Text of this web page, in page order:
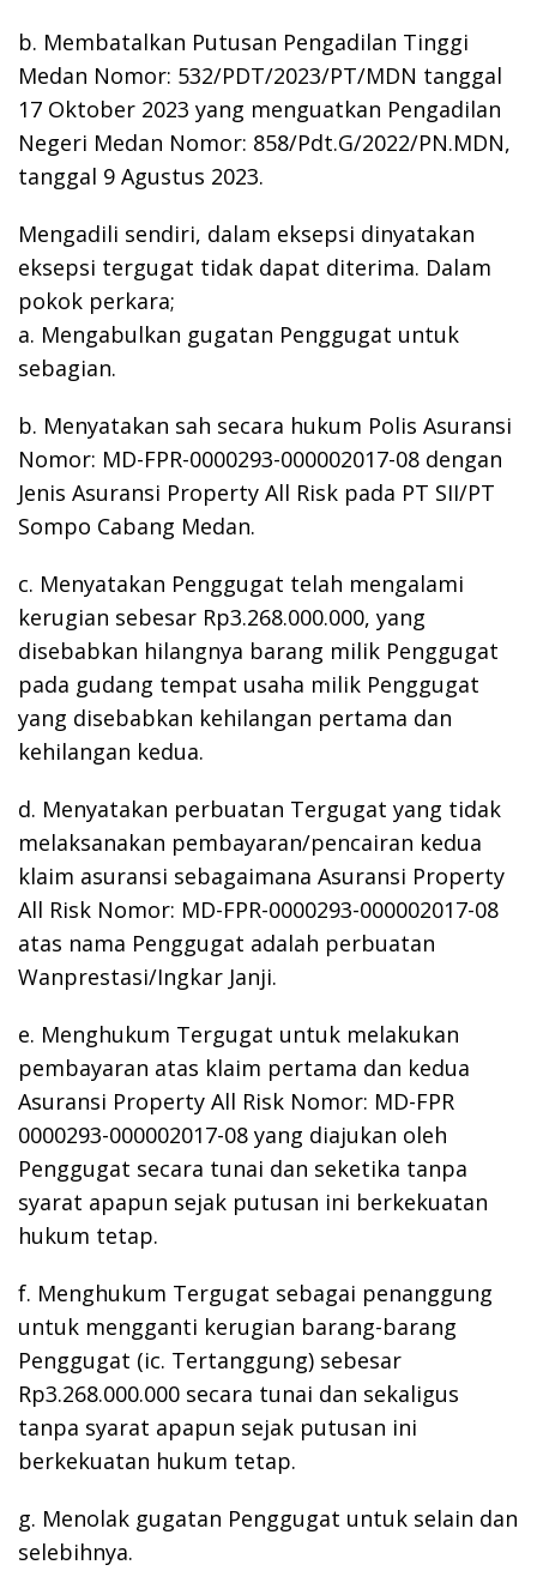
b. Membatalkan Putusan Pengadilan Tinggi
Medan Nomor: 532/PDT/2023/PT/MDN tanggal
17 Oktober 2023 yang menguatkan Pengadilan
Negeri Medan Nomor: 858/Pdt.G/2022/PN.MDN,
tanggal 9 Agustus 2023.
Mengadili sendiri, dalam eksepsi dinyatakan
eksepsi tergugat tidak dapat diterima. Dalam
pokok perkara;
a. Mengabulkan gugatan Penggugat untuk
sebagian.
b. Menyatakan sah secara hukum Polis Asuransi
Nomor: MD-FPR-0000293-000002017-08 dengan
Jenis Asuransi Property All Risk pada PT SII/PT
Sompo Cabang Medan.
c. Menyatakan Penggugat telah mengalami
kerugian sebesar Rp3.268.000.000, yang
disebabkan hilangnya barang milik Penggugat
pada gudang tempat usaha milik Penggugat
yang disebabkan kehilangan pertama dan
kehilangan kedua.
d. Menyatakan perbuatan Tergugat yang tidak
melaksanakan pembayaran/pencairan kedua
klaim asuransi sebagaimana Asuransi Property
All Risk Nomor: MD-FPR-0000293-000002017-08
atas nama Penggugat adalah perbuatan
Wanprestasi/Ingkar Janji.
e. Menghukum Tergugat untuk melakukan
pembayaran atas klaim pertama dan kedua
Asuransi Property All Risk Nomor: MD-FPR
0000293-000002017-08 yang diajukan oleh
Penggugat secara tunai dan seketika tanpa
syarat apapun sejak putusan ini berkekuatan
hukum tetap.
f. Menghukum Tergugat sebagai penanggung
untuk mengganti kerugian barang-barang
Penggugat (ic. Tertanggung) sebesar
Rp3.268.000.000 secara tunai dan sekaligus
tanpa syarat apapun sejak putusan ini
berkekuatan hukum tetap.
g. Menolak gugatan Penggugat untuk selain dan
selebihnya.